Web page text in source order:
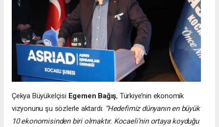
Çekya Büyükelçisi Egemen Bağış, Türkiye’nin ekonomik
vizyonunu şu sözlerle aktardı: “Hedefimiz dünyanın en büyük
10 ekonomisinden biri olmaktır. Kocaeli’nin ortaya koyduğu